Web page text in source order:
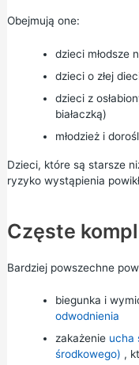
Obejmują one:
dzieci młodsze
dzieci o złej
dzieci z
białaczką)
młodzież i
Dzieci, które są starsze
ryzyko wystąpienia
Częste
Bardziej powszechne
biegunka i
odwodnienia
zakażenie ucha
środkowego) ,